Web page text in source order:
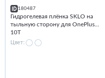
180487
Гидрогелевая плёнка SKLO на
тыльную сторону для OnePlus
10T
Цвет: